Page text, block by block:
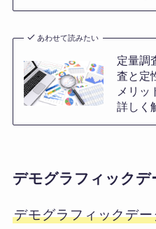
あわせて読みたい
定量調
査と定
メリッ
詳しく
デモグラフィックデ
デモグラフィックデ